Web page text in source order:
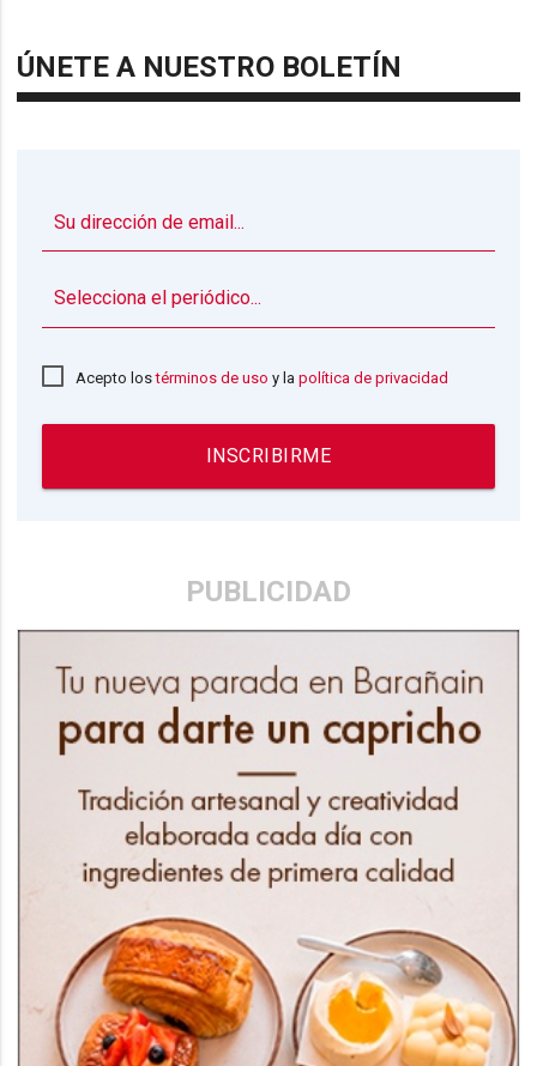
ÚNETE A NUESTRO BOLETÍN
Acepto lostérminos de uso y lapolítica de privacidad
INSCRIBIRME
PUBLICIDAD